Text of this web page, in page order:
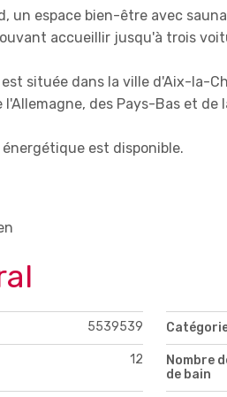
un espace bien-être avec
accueillir jusqu'à trois
située dans la ville d'Aix-la-
des Pays-Bas et de
est disponible.
5539539
12
Nombre
de bain